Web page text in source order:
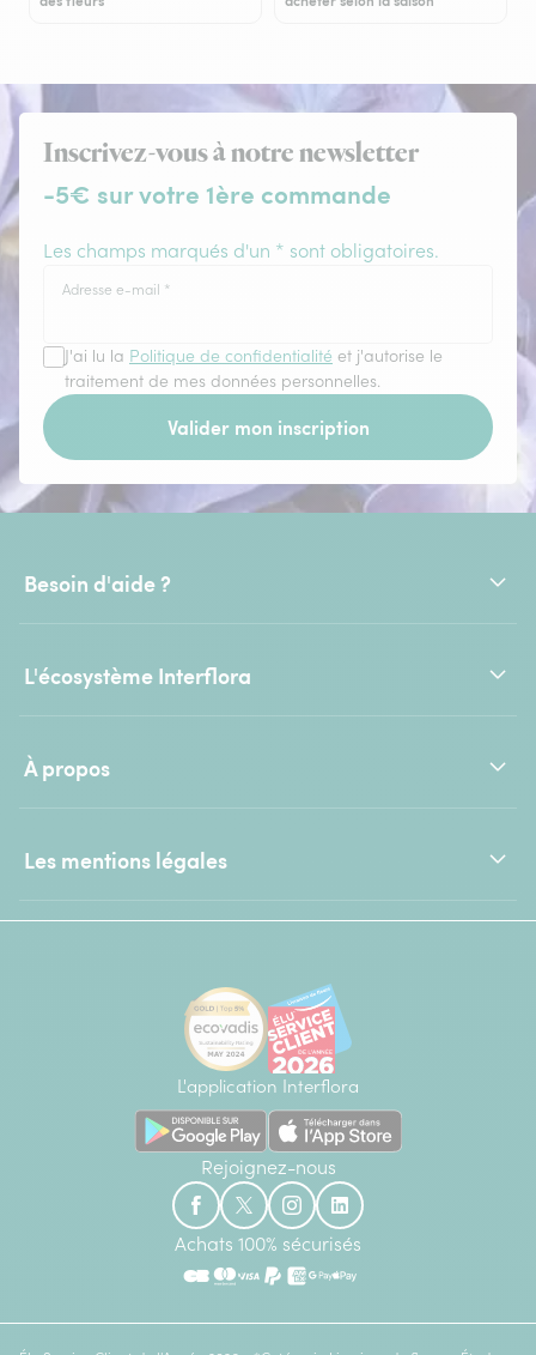
Inscrivez-vous à notre newsletter
-5€ sur votre 1ère commande
Les champs marqués d'un * sont obligatoires.
Adresse e-mail *
J'ai lu la Politique de confidentialité et j'autorise le
traitement de mes données personnelles.
Valider mon inscription
Besoin d'aide ?
L'écosystème Interflora
À propos
Les mentions légales
L'application Interflora
Rejoignez-nous
Achats 100% sécurisés